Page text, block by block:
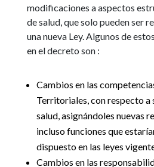
modificaciones a aspectos
de salud, que solo pueden ser
una nueva Ley. Algunos de
en el decreto son :
Cambios en las
Territoriales, con respecto a
salud, asignándoles nuevas
incluso funciones que
dispuesto en las leyes
Cambios en las